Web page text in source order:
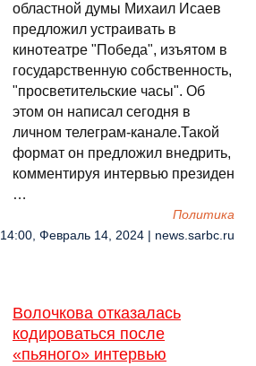
областной думы Михаил Исаев
предложил устраивать в
кинотеатре "Победа", изъятом в
государственную собственность,
"просветительские часы". Об
этом он написал сегодня в
личном телеграм-канале.Такой
формат он предложил внедрить,
комментируя интервью президен
…
Политика
14:00, Февраль 14, 2024 | news.sarbc.ru
Волочкова отказалась
кодироваться после
«пьяного» интервью